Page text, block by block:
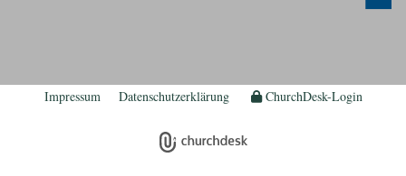
Impressum Datenschutzerklärung ChurchDesk-Login